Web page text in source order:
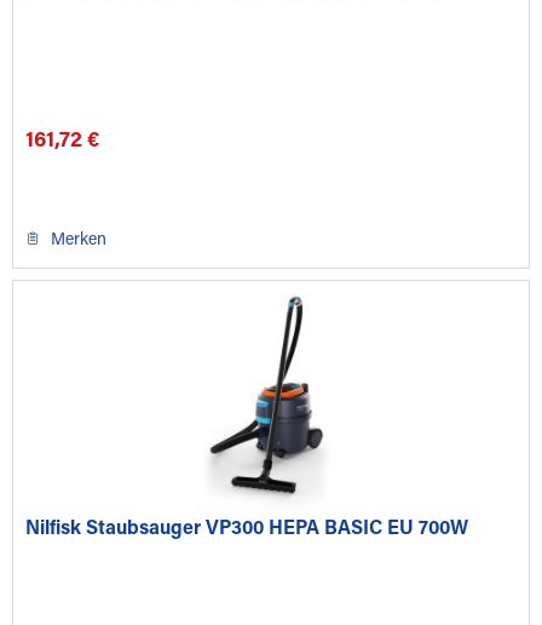
161,72 €
Merken
Nilfisk Staubsauger VP300 HEPA BASIC EU 700W